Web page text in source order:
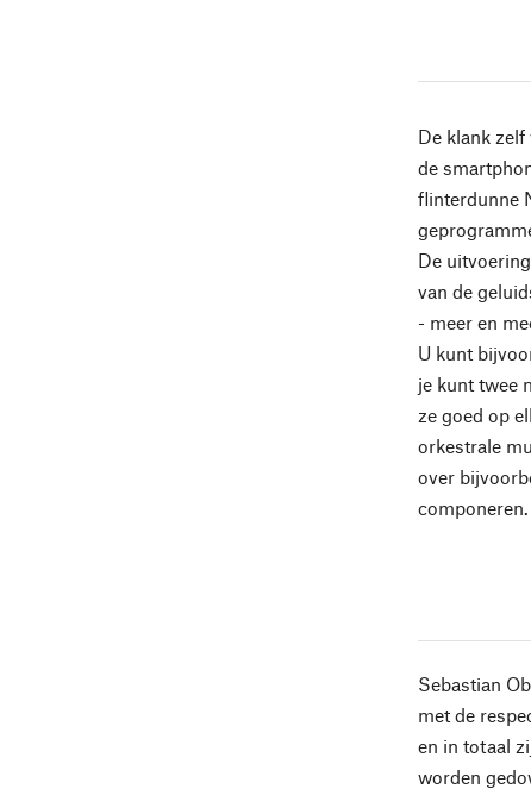
De klank
de
flinterdunne
De
van de
- meer en
U kunt
je kunt twee
ze goed op
orkestrale
over
componeren.
Sebastian
met de
en in totaal
worden